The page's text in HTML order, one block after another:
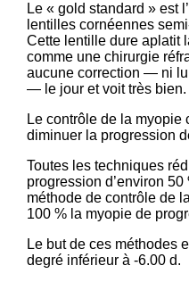
Le « gold standard » est
lentilles cornéennes
Cette lentille dure aplatit
comme une chirurgie
aucune correction — ni
— le jour et voit très bien.
Le contrôle de la myopie
diminuer la progression
Toutes les techniques
progression d’environ
méthode de contrôle de
100 % la myopie de
Le but de ces méthodes
degré inférieur à -6.00 d.